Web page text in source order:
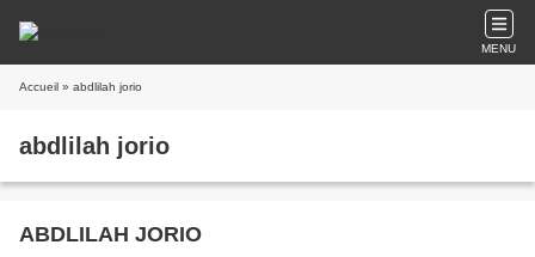
MENU
Accueil » abdlilah jorio
abdlilah jorio
ABDLILAH JORIO